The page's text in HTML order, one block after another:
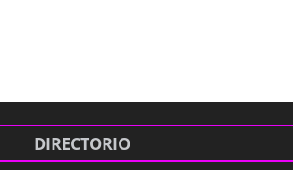
DIRECTORIO